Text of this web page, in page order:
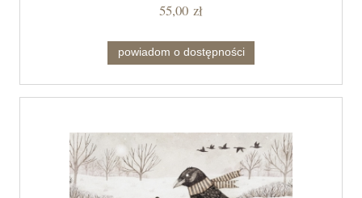
55,00 zł
powiadom o dostępności